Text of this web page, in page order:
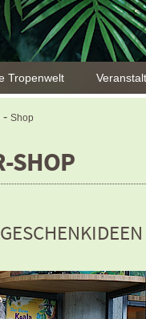
Tropenwelt
- Shop
SHOP